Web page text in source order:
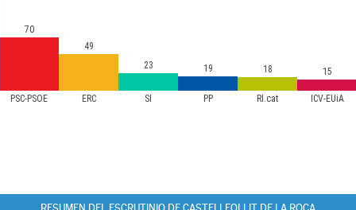
PSC-PSOE ERC SI PP RI.cat ICV-EUiA
70
49
23
19 18 15